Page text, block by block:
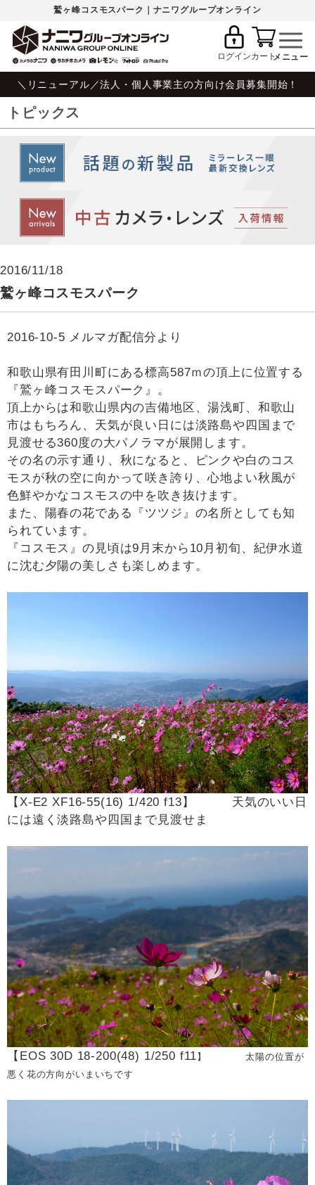
鷲ヶ峰コスモスパーク｜ナニワグループオンライン
ログインカート
＼リニューアル／法人・個人事業主の方向け会員募集開始！
トピックス
2016/11/18
鷲ヶ峰コスモスパーク
2016-10-5 メルマガ配信分より
和歌山県有田川町にある標高587ｍの頂上に位置する
『鷲ヶ峰コスモスパーク』。
頂上からは和歌山県内の吉備地区、湯浅町、和歌山
市はもちろん、天気が良い日には淡路島や四国まで
見渡せる360度の大パノラマが展開します。
その名の示す通り、秋になると、ピンクや白のコス
モスが秋の空に向かって咲き誇り、心地よい秋風が
色鮮やかなコスモスの中を吹き抜けます。
また、陽春の花である『ツツジ』の名所としても知
られています。
『コスモス』の見頃は9月末から10月初旬、紀伊水道
に沈む夕陽の美しさも楽しめます。
【X-E2 XF16-55(16) 1/420 f13】 天気のいい日
には遠く淡路島や四国まで見渡せま
【EOS 30D 18-200(48) 1/250 f11】 太陽の位置が
悪く花の方向がいまいちです